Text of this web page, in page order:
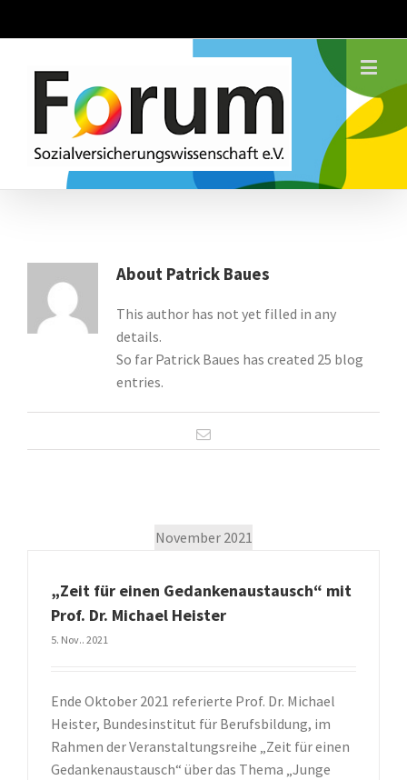
About Patrick Baues
This author has not yet filled in any
details.
So far Patrick Baues has created 25 blog
entries.
November 2021
„Zeit für einen Gedankenaustausch“ mit
Prof. Dr. Michael Heister
5. Nov.. 2021
Ende Oktober 2021 referierte Prof. Dr. Michael
Heister, Bundesinstitut für Berufsbildung, im
Rahmen der Veranstaltungsreihe „Zeit für einen
Gedankenaustausch“ über das Thema „Junge